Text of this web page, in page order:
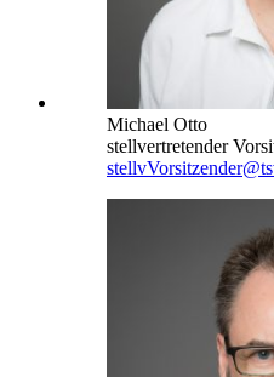
Michael Otto
stellvertretender